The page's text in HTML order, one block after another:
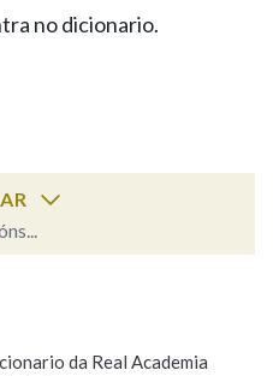
HOMENAXEADAS
DAS PALABRAS
no dicionario.
da Real Academia